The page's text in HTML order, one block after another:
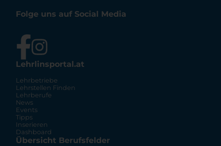
Folge uns auf Social Media
Lehrlinsportal.at
Lehrbetriebe
Lehrstellen Finden
Lehrberufe
News
Events
Tipps
Inserieren
Dashboard
Übersicht Berufsfelder